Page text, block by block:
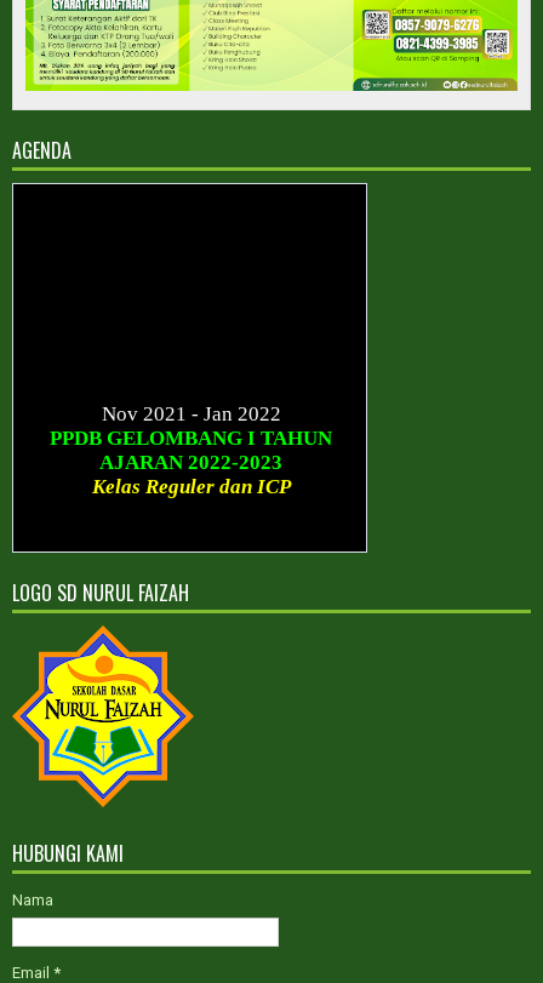
AGENDA
PPDB GELOMBANG I TAHUN
AJARAN 2022-2023
Kelas Reguler dan ICP
Kelas Reguler dan ICP
Sesudah Maret 2022
PPDB GELOMBANG III TAHUN
AJARAN 2022-2023
Kelas Reguler dan ICP
LOGO SD NURUL FAIZAH
HUBUNGI KAMI
Nama
Email *